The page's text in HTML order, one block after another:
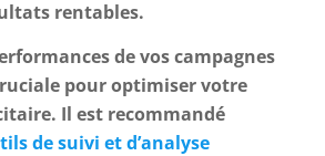
rentables.
de vos campagnes
pour optimiser votre
Il est recommandé
de suivi et d’analyse